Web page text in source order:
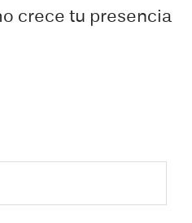
crece tu presencia